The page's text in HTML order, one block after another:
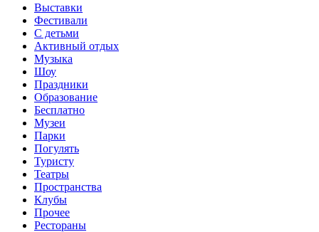
Выставки
Фестивали
С детьми
Активный отдых
Музыка
Шоу
Праздники
Образование
Бесплатно
Музеи
Парки
Погулять
Туристу
Театры
Пространства
Клубы
Прочее
Рестораны